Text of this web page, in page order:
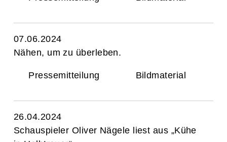
07.06.2024
Nähen, um zu überleben.
Pressemitteilung Bildmaterial
26.04.2024
Schauspieler Oliver Nägele liest aus „Kühe